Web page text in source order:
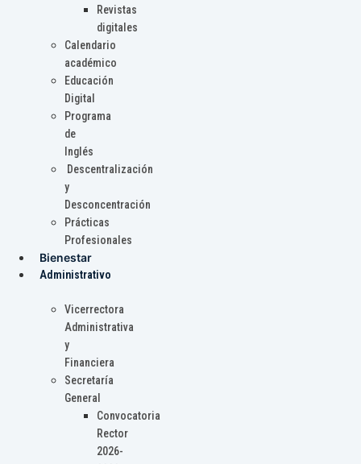
Revistas
digitales
Calendario
académico
Educación
Digital
Programa
de
Inglés
Descentralización
y
Desconcentración
Prácticas
Profesionales
Bienestar
Administrativo
Vicerrectora
Administrativa
y
Financiera
Secretaría
General
Convocatoria
Rector
2026-